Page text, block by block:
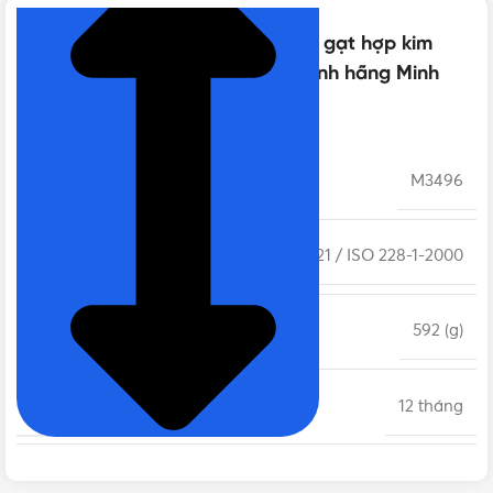
Thông số kỹ thuật của Van bi tay gạt hợp kim
TURA mạ Crôm phi 42 DN32 | Chính hãng Minh
M3496
BS 21 / ISO 228-1-2000
KHỐI LƯỢNG 592 (g)
12 tháng